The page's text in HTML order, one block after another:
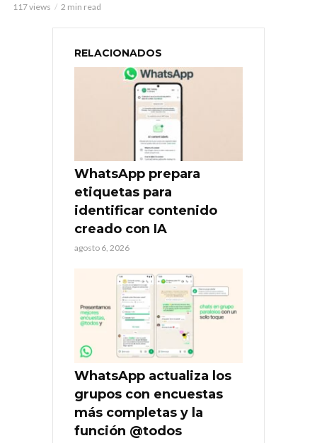
117 views 2 min read
RELACIONADOS
WhatsApp prepara
etiquetas para
identificar contenido
creado con IA
agosto 6, 2026
WhatsApp actualiza los
grupos con encuestas
más completas y la
función @todos